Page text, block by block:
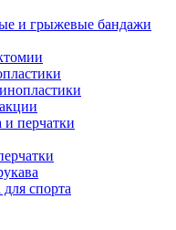
и грыжевые бандажи
перчатки
спорта